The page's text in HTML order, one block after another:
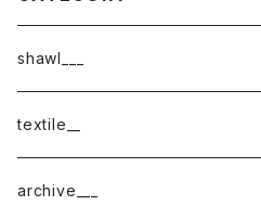
shawl___
cotton
border
cotton × wool
textile__
織物
archive___